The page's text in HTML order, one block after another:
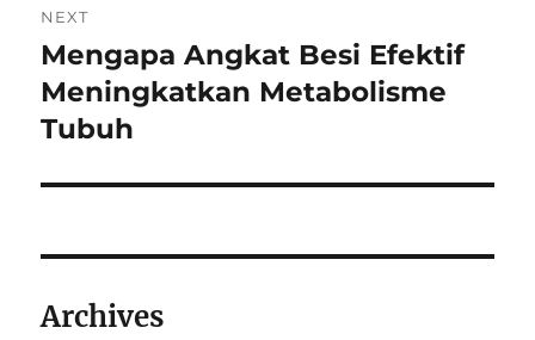
NEXT
Next
post:
Mengapa Angkat Besi Efektif
Meningkatkan Metabolisme
Tubuh
Archives